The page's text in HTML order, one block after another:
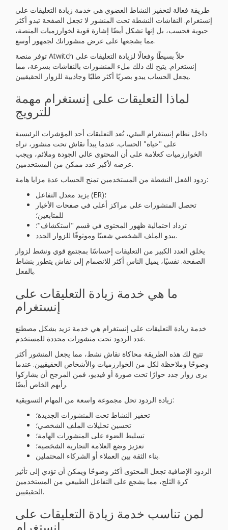
طريقة فعالة لتحفيز النشاط العضوي هي خدمة زيادة التعليقات على
إنستغرام. النقاشات النشطة تحت المنشور لا تجعل الصفحة تبدو أكثر
حيوية فحسب، بل إنها تشكل أيضًا إشارة قوية لخوارزميات المنصة،
مما يشجعها على عرض منشوراتك لجمهور أوسع.
توفر منصة Atwitch حلاً بسيطًا وفعالًا لزيادة التعليقات على
إنستغرام. يتيح لك ذلك ملء المنشورات بالنقاشات بسرعة، مما
يجعل الحساب يبدو بصريًا أكثر طلبًا وجاذبية للزوار الحقيقيين.
لماذا التعليقات على إنستغرام مهمة
للترويج
داخل نظام إنستغرام البيئي، تُعد التعليقات أحد المؤشرات الرئيسية
على "حياة" الحساب. عندما يبدأ نقاش تحت منشور، تراه
الخوارزميات كعلامة على أن المحتوى عالي الجودة وملائم، ويجب
عرضه لأكبر عدد ممكن من المستخدمين.
ردود الفعل النشطة من المستخدمين تمنح الحساب عدة مزايا هامة:
يزيد معدل التفاعل (ER)؛
تحصل المنشورات على مراكز أعلى في صفحات الأخبار
للمتابعين؛
تزداد احتمالية ظهور المحتوى في قسم "استكشاف"؛
يبدو الملف الشخصي شعبيًا وموثوقًا للزوار الجدد.
يخلق العدد الكبير من التعليقات إحساسًا بمجتمع قوي ونشط لزوار
الصفحة. نفسيًا، يميل الناس أكثر للانضمام إلى نقاش يتطور بنشاط
بالفعل.
ما هي خدمة زيادة التعليقات على
إنستغرام
خدمة زيادة التعليقات على إنستغرام هي خدمة تزيد بشكل مصطنع
عدد الردود تحت منشورات محددة للمستخدم.
تتيح لك هذه الطريقة محاكاة نقاش نشط، مما يجعل المنشور أكثر
وضوحًا وملاحظة لكل من الخوارزميات والأشخاص الحقيقيين. عندما
يرى زوار جدد حوارًا تحت صورة أو فيديو، فمن المرجح أن يشاركوا
رأيهم الخاص أيضًا.
زيادة الردود تحل مجموعة واسعة من المهام التسويقية:
تحفيز النشاط تحت المنشورات الجديدة؛
تحسين تحليلات الملف الشخصي؛
تسليط الضوء على المنشورات الهامة؛
تعزيز وضع العلامة التجارية الشخصية؛
بناء الثقة بين العملاء أو الشركاء المحتملين.
الردود الإضافية تجعل المحتوى أكثر وضوحًا ويمكن أن تؤدي إلى تأثير
كرة الثلج، مما يشجع على التفاعل الطبيعي من المستخدمين
الحقيقيين.
لمن تناسب خدمة زيادة التعليقات على